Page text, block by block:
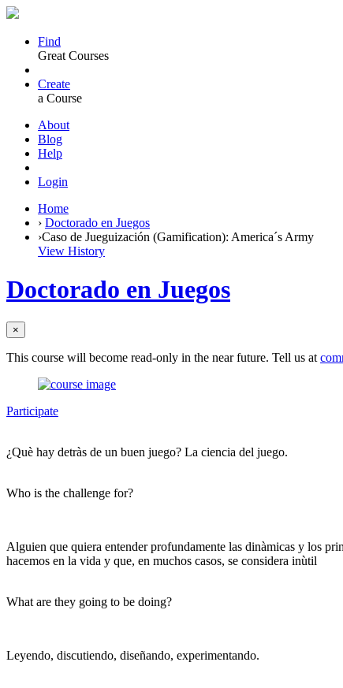
Find
Great Courses
Create
a Course
About
Blog
Help
Login
Home
› Doctorado en Juegos
›Caso de Jueguización (Gamification): America´s Army
View History
Doctorado en Juegos
×
This course will become read-only in the near future. Tell us at
Participate
¿Què hay detràs de un buen juego? La ciencia del juego.
Who is the challenge for?
Alguien que quiera entender profundamente las dinàmicas y los
hacemos en la vida y que, en muchos casos, se considera inùtil
What are they going to be doing?
Leyendo, discutiendo, diseñando, experimentando.